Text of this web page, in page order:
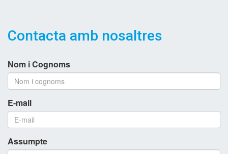
Contacta amb nosaltres
Nom i Cognoms
E-mail
Assumpte